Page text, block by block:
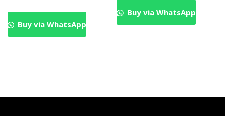
Buy via WhatsApp
Buy via WhatsApp